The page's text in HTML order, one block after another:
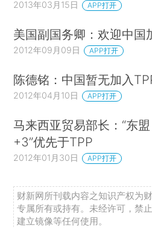
2013年03月15日 APP打开
美国副国务卿：欢迎中国
2012年09月09日 APP打开
陈德铭：中国暂无加入
2012年04月10日 APP打开
马来西亚贸易部长：“东盟
+3”优先于TPP
2012年01月30日 APP打开
财新网所刊载内容之知识产权为
专属所有或持有。未经许可，禁
建立镜像等任何使用。